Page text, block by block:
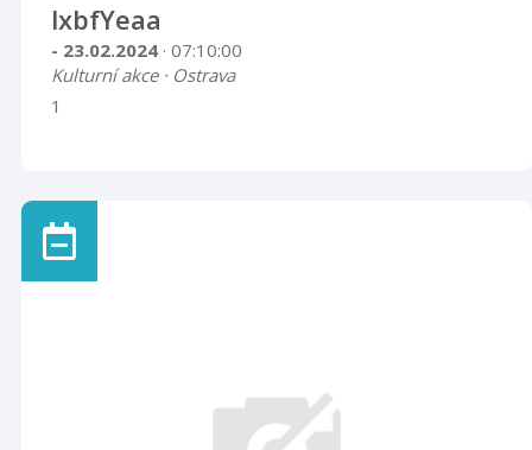
lxbfYeaa
- 23.02.2024 · 07:10:00
Kulturní akce · Ostrava
1